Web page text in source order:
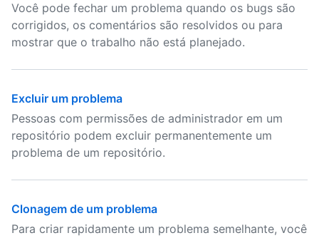
Você pode fechar um problema quando os bugs são
corrigidos, os comentários são resolvidos ou para
mostrar que o trabalho não está planejado.
Excluir um problema
Pessoas com permissões de administrador em um
repositório podem excluir permanentemente um
problema de um repositório.
Clonagem de um problema
Para criar rapidamente um problema semelhante, você